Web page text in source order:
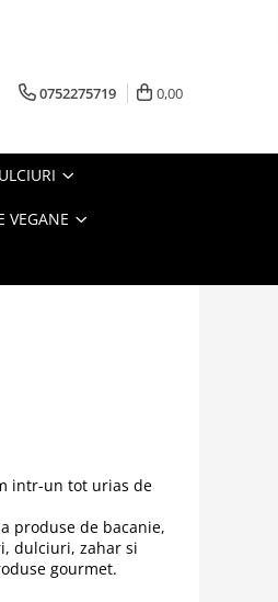
0752275719 0,00
VEGANE
intr-un tot urias de
produse de bacanie,
dulciuri, zahar si
gourmet.